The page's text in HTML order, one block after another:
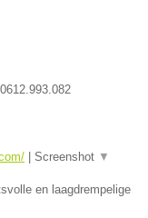
| Screenshot ▼
en laagdrempelige